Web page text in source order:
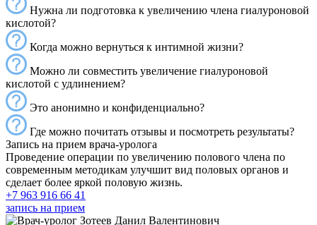
Нужна ли подготовка к увеличению члена гиалуроновой
кислотой?
Когда можно вернуться к интимной жизни?
Можно ли совместить увеличение гиалуроновой
кислотой с удлинением?
Это анонимно и конфиденциально?
Где можно почитать отзывы и посмотреть результаты?
Запись на прием врача-уролога
Проведение операции по увеличению полового члена по
современным методикам улучшит вид половых органов и
сделает более яркой половую жизнь.
+7 963 916 66 41
запись на прием